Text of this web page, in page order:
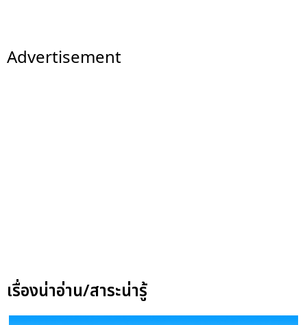
Advertisement
เรื่องน่าอ่าน/สาระน่ารู้